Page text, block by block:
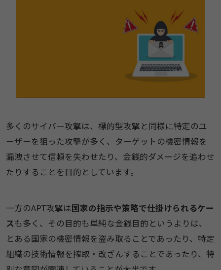
多くのサイバー攻撃は、標的型攻撃と同様に特定のユ
ーザーを狙った攻撃が多く、ターゲットの機密情報を
漏洩させて信頼を失わせたり、金銭的ダメージを追わせ
たりすることを目的としています。
一方のAPT攻撃は国家の指示や策略で仕掛けられるケー
スも多く、その目的も単純な金銭目的というよりは、
とある国家の機密情報を盗み取ることであったり、特定
組織の技術情報を搾取・改ざんすることであったり、特